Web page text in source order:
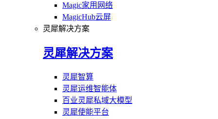
Magic家用网络
MagicHub云屏
灵犀解决方案
灵犀解决方案
灵犀智算
灵犀运维智能体
百业灵犀私域大模型
灵犀使能平台